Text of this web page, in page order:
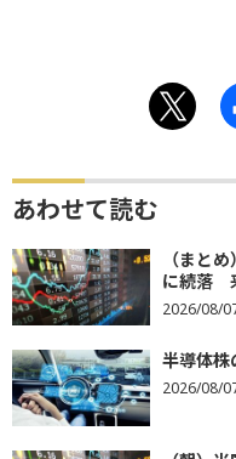
あわせて読む
（まと
に続落
2026/08/
半導体株
2026/08/